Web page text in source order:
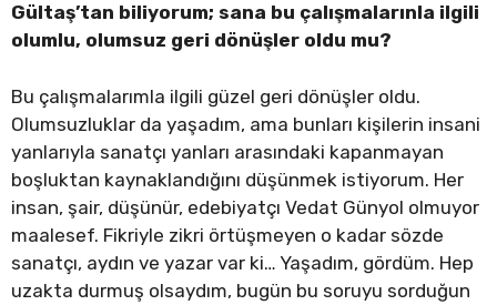
Gültaş’tan biliyorum; sana bu çalışmalarınla ilgili
olumlu, olumsuz geri dönüşler oldu mu?
Bu çalışmalarımla ilgili güzel geri dönüşler oldu.
Olumsuzluklar da yaşadım, ama bunları kişilerin insani
yanlarıyla sanatçı yanları arasındaki kapanmayan
boşluktan kaynaklandığını düşünmek istiyorum. Her
insan, şair, düşünür, edebiyatçı Vedat Günyol olmuyor
maalesef. Fikriyle zikri örtüşmeyen o kadar sözde
sanatçı, aydın ve yazar var ki… Yaşadım, gördüm. Hep
uzakta durmuş olsaydım, bugün bu soruyu sorduğun